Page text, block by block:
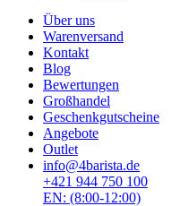
Über uns
Warenversand
Kontakt
Blog
Bewertungen
Großhandel
Geschenkgutscheine
Angebote
Outlet
info@4barista.de
+421 944 750 100
EN: (8:00-12:00)